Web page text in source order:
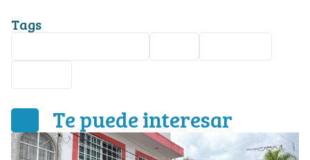
Tags
Te puede interesar